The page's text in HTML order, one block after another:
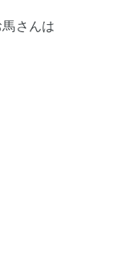
さんは